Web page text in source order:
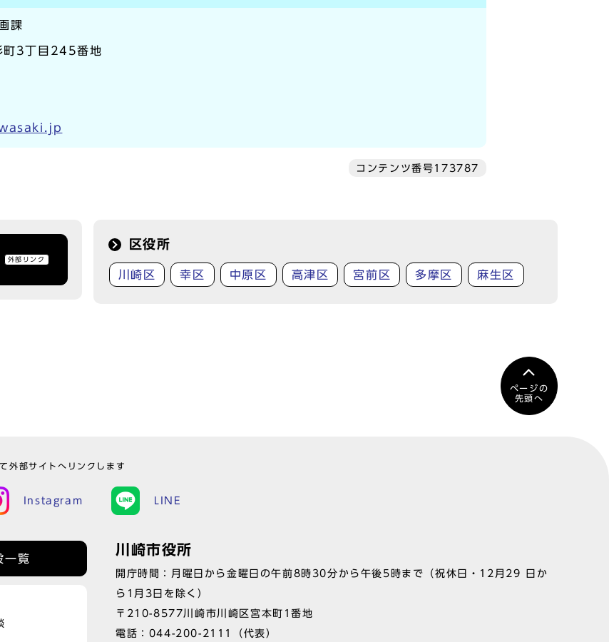
課
3丁目245番地
コンテンツ番号173787
外部リンク
区役所
川崎区 幸区 中原区 高津区 宮前区 多摩区 麻生区
ページの
先頭へ
外部サイトへリンクします
Instagram LINE
一覧
川崎市役所
開庁時間：月曜日から金曜日の午前8時30分から午後5時まで（祝休日・12月29 日か
ら1月3日を除く）
〒210-8577川崎市川崎区宮本町1番地
電話： 044-200-2111 （代表）